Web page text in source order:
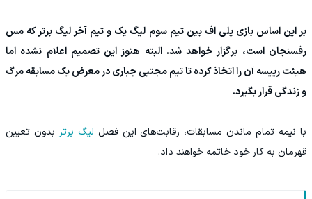
بر این اساس بازی پلی اف بین تیم سوم لیگ یک و تیم آخر لیگ برتر که مس
رفسنجان است، برگزار خواهد شد. البته هنوز این تصمیم اعلام نشده اما
هیئت رییسه آن را اتخاذ کرده تا تیم مجتبی جباری در معرض یک مسابقه مرگ
و زندگی قرار بگیرد.
با نیمه تمام ماندن مسابقات، رقابت‌های این فصل لیگ برتر بدون تعیین
قهرمان به کار خود خاتمه خواهند داد.